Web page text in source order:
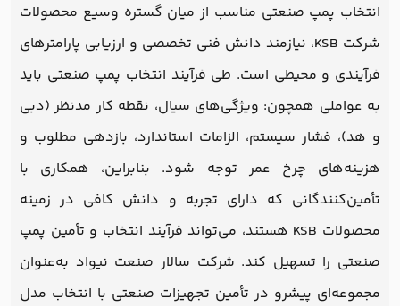
انتخاب پمپ صنعتی مناسب از میان گستره وسیع محصولات
شرکت KSB، نیازمند دانش فنی تخصصی و ارزیابی پارامترهای
فرآیندی و محیطی است. طی فرآیند انتخاب پمپ صنعتی باید
به عواملی همچون: ویژگی‌های سیال، نقطه کار مدنظر (دبی
و هد)، فشار سیستم، الزامات استاندارد، بازدهی مطلوب و
هزینه‌های چرخ عمر توجه شود. بنابراین، همکاری با
تأمین‌کنندگانی که دارای تجربه و دانش کافی در زمینه
محصولات KSB هستند، می‌تواند فرآیند انتخاب و تأمین پمپ
صنعتی را تسهیل کند. شرکت سالار صنعت نیواد به‌عنوان
مجموعه‌ای پیشرو در تأمین تجهیزات صنعتی با انتخاب مدل